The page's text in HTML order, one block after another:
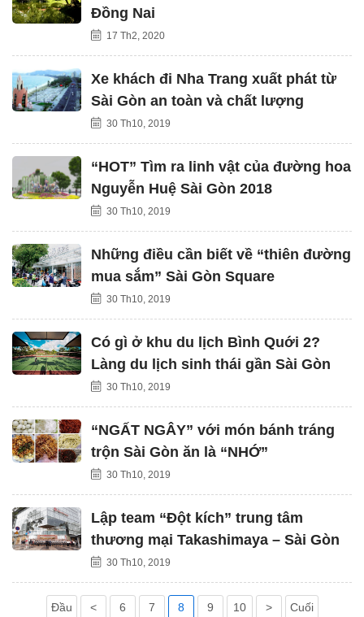
Đồng Nai
17 Th2, 2020
Xe khách đi Nha Trang xuất phát từ
Sài Gòn an toàn và chất lượng
30 Th10, 2019
“HOT” Tìm ra linh vật của đường hoa
Nguyễn Huệ Sài Gòn 2018
30 Th10, 2019
Những điều cần biết về “thiên đường
mua sắm” Sài Gòn Square
30 Th10, 2019
Có gì ở khu du lịch Bình Quới 2?
Làng du lịch sinh thái gần Sài Gòn
30 Th10, 2019
“NGẤT NGÂY” với món bánh tráng
trộn Sài Gòn ăn là “NHỚ”
30 Th10, 2019
Lập team “Đột kích” trung tâm
thương mại Takashimaya – Sài Gòn
30 Th10, 2019
Đầu < 6 7 8 9 10 > Cuối